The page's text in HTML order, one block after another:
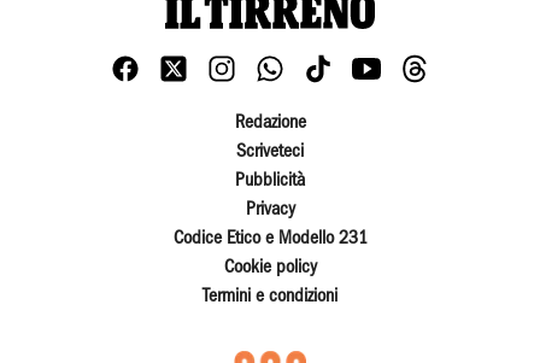
Redazione
Scriveteci
Pubblicità
Privacy
Codice Etico e Modello 231
Cookie policy
Termini e condizioni